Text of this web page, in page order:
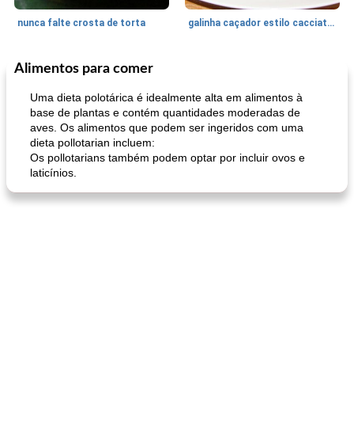
nunca falte crosta de torta galinha caçador estilo cacciatore
1470min
Feriados e Eventos
Alimentos para comer
Uma dieta polotárica é idealmente alta em alimentos à
base de plantas e contém quantidades moderadas de
aves. Os alimentos que podem ser ingeridos com uma
dieta pollotarian incluem:
Os pollotarians também podem optar por incluir ovos e
laticínios.